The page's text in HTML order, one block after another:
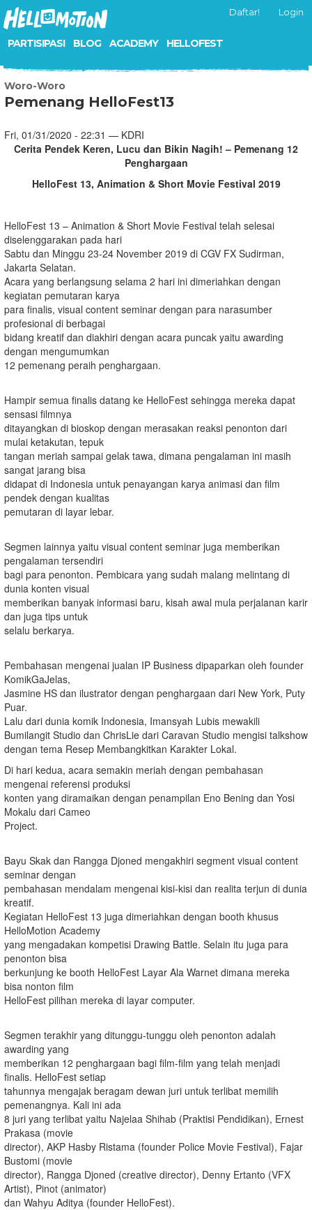
PARTISIPASI BLOG ACADEMY HELLOFEST
Daftar! Login
Woro-Woro
Pemenang HelloFest13
Fri, 01/31/2020 - 22:31 — KDRI
Cerita Pendek Keren, Lucu dan Bikin Nagih! – Pemenang 12
Penghargaan
HelloFest 13, Animation & Short Movie Festival 2019
HelloFest 13 – Animation & Short Movie Festival telah selesai
diselenggarakan pada hari
Sabtu dan Minggu 23-24 November 2019 di CGV FX Sudirman,
Jakarta Selatan.
Acara yang berlangsung selama 2 hari ini dimeriahkan dengan
kegiatan pemutaran karya
para finalis, visual content seminar dengan para narasumber
profesional di berbagai
bidang kreatif dan diakhiri dengan acara puncak yaitu awarding
dengan mengumumkan
12 pemenang peraih penghargaan.
Hampir semua finalis datang ke HelloFest sehingga mereka dapat
sensasi filmnya
ditayangkan di bioskop dengan merasakan reaksi penonton dari
mulai ketakutan, tepuk
tangan meriah sampai gelak tawa, dimana pengalaman ini masih
sangat jarang bisa
didapat di Indonesia untuk penayangan karya animasi dan film
pendek dengan kualitas
pemutaran di layar lebar.
Segmen lainnya yaitu visual content seminar juga memberikan
pengalaman tersendiri
bagi para penonton. Pembicara yang sudah malang melintang di
dunia konten visual
memberikan banyak informasi baru, kisah awal mula perjalanan karir
dan juga tips untuk
selalu berkarya.
Pembahasan mengenai jualan IP Business dipaparkan oleh founder
KomikGaJelas,
Jasmine HS dan ilustrator dengan penghargaan dari New York, Puty
Puar.
Lalu dari dunia komik Indonesia, Imansyah Lubis mewakili
Bumilangit Studio dan ChrisLie dari Caravan Studio mengisi talkshow
dengan tema Resep Membangkitkan Karakter Lokal.
Di hari kedua, acara semakin meriah dengan pembahasan
mengenai referensi produksi
konten yang diramaikan dengan penampilan Eno Bening dan Yosi
Mokalu dari Cameo
Project.
Bayu Skak dan Rangga Djoned mengakhiri segment visual content
seminar dengan
pembahasan mendalam mengenai kisi-kisi dan realita terjun di dunia
kreatif.
Kegiatan HelloFest 13 juga dimeriahkan dengan booth khusus
HelloMotion Academy
yang mengadakan kompetisi Drawing Battle. Selain itu juga para
penonton bisa
berkunjung ke booth HelloFest Layar Ala Warnet dimana mereka
bisa nonton film
HelloFest pilihan mereka di layar computer.
Segmen terakhir yang ditunggu-tunggu oleh penonton adalah
awarding yang
memberikan 12 penghargaan bagi film-film yang telah menjadi
finalis. HelloFest setiap
tahunnya mengajak beragam dewan juri untuk terlibat memilih
pemenangnya. Kali ini ada
8 juri yang terlibat yaitu Najelaa Shihab (Praktisi Pendidikan), Ernest
Prakasa (movie
director), AKP Hasby Ristama (founder Police Movie Festival), Fajar
Bustomi (movie
director), Rangga Djoned (creative director), Denny Ertanto (VFX
Artist), Pinot (animator)
dan Wahyu Aditya (founder HelloFest).